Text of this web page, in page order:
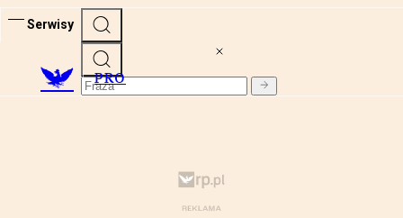
Serwisy
PRO